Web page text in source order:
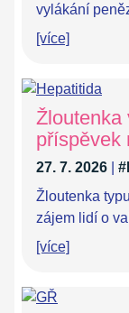
vylákání
[více]
Žloutenka
příspěvek
27. 7. 2026
Žloutenka
zájem lidí o
[více]